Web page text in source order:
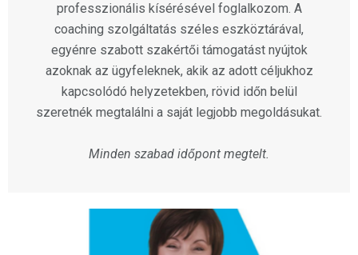
professzionális kísérésével foglalkozom. A
coaching szolgáltatás széles eszköztárával,
egyénre szabott szakértői támogatást nyújtok
azoknak az ügyfeleknek, akik az adott céljukhoz
kapcsolódó helyzetekben, rövid időn belül
szeretnék megtalálni a saját legjobb megoldásukat.
Minden szabad időpont megtelt.